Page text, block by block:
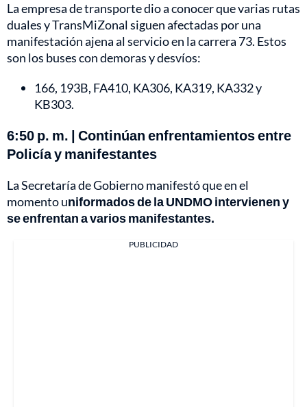
La empresa de transporte dio a conocer que varias rutas
duales y TransMiZonal siguen afectadas por una
manifestación ajena al servicio en la carrera 73. Estos
son los buses con demoras y desvíos:
166, 193B, FA410, KA306, KA319, KA332 y
KB303.
6:50 p. m. | Continúan enfrentamientos entre
Policía y manifestantes
La Secretaría de Gobierno manifestó que en el
momento uniformados de la UNDMO intervienen y
se enfrentan a varios manifestantes.
PUBLICIDAD